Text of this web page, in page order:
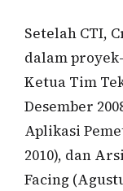
Setelah CTI,
dalam
Ketua Tim
Desember
Aplikasi
2010), dan
Facing